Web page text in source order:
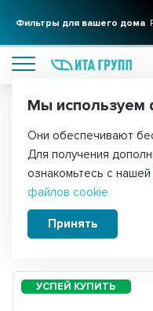
Фильтры для вашего дома
Главная Запчасти для
Сортировать:
Мы используем
Они обеспечивают
Для получения
ознакомьтесь с нашей
файлов cookie
Принять